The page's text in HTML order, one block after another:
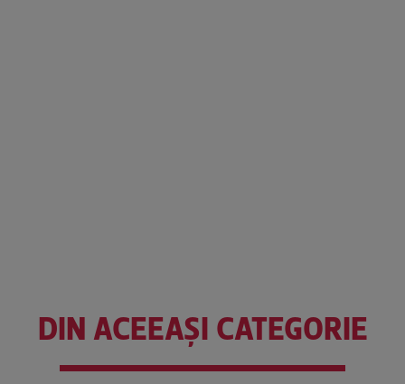
DIN ACEEAȘI CATEGORIE